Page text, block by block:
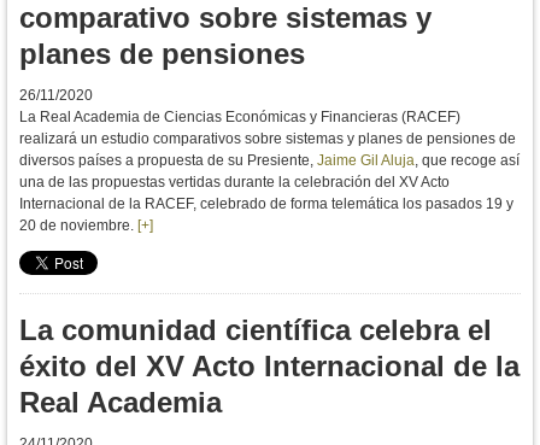
comparativo sobre sistemas y
planes de pensiones
26/11/2020
La Real Academia de Ciencias Económicas y Financieras (RACEF)
realizará un estudio comparativos sobre sistemas y planes de pensiones de
diversos países a propuesta de su Presiente, Jaime Gil Aluja, que recoge así
una de las propuestas vertidas durante la celebración del XV Acto
Internacional de la RACEF, celebrado de forma telemática los pasados 19 y
20 de noviembre. [+]
La comunidad científica celebra el
éxito del XV Acto Internacional de la
Real Academia